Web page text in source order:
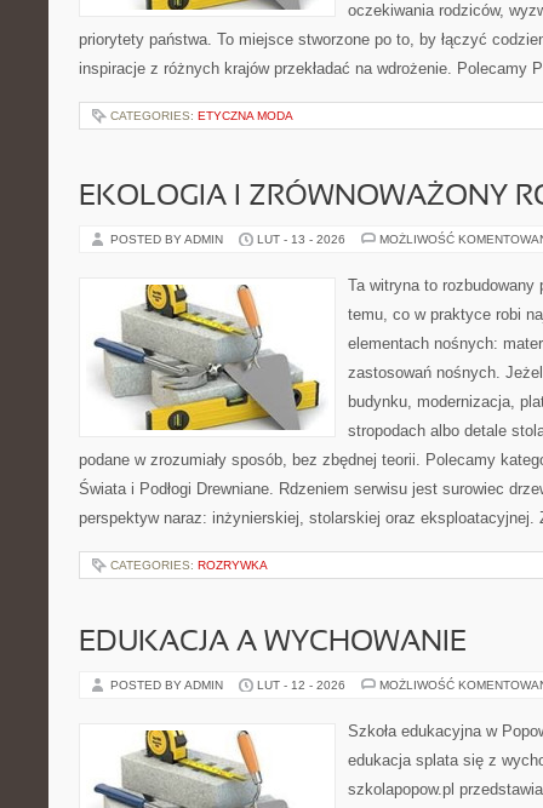
oczekiwania rodziców,
priorytety państwa. To miejsce stworzone po to, by łączyć
inspiracje z różnych krajów przekładać na wdrożenie. Polecamy
CATEGORIES: ETYCZNA MODA
EKOLOGIA I ZRÓWNOWAŻONY
POSTED BY ADMIN LUT - 13 - 2026 MOŻLIWOŚĆ
Ta witryna to rozbudowany
temu, co w praktyce robi
elementach nośnych:
zastosowań nośnych.
budynku, modernizacja,
stropodach albo detale
podane w zrozumiały sposób, bez zbędnej teorii. Polecamy
Świata i Podłogi Drewniane. Rdzeniem serwisu jest surowiec
perspektyw naraz: inżynierskiej, stolarskiej oraz
CATEGORIES: ROZRYWKA
EDUKACJA A WYCHOWANIE
POSTED BY ADMIN LUT - 12 - 2026 MOŻLIWOŚĆ
Szkoła edukacyjna w
edukacja splata się z
szkolapopow.pl